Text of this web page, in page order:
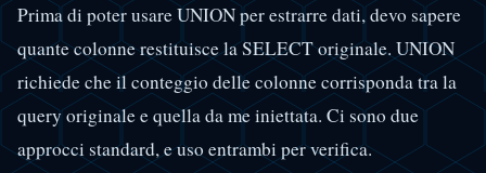
Prima di poter usare UNION per estrarre dati, devo sapere
quante colonne restituisce la SELECT originale. UNION
richiede che il conteggio delle colonne corrisponda tra la
query originale e quella da me iniettata. Ci sono due
approcci standard, e uso entrambi per verifica.